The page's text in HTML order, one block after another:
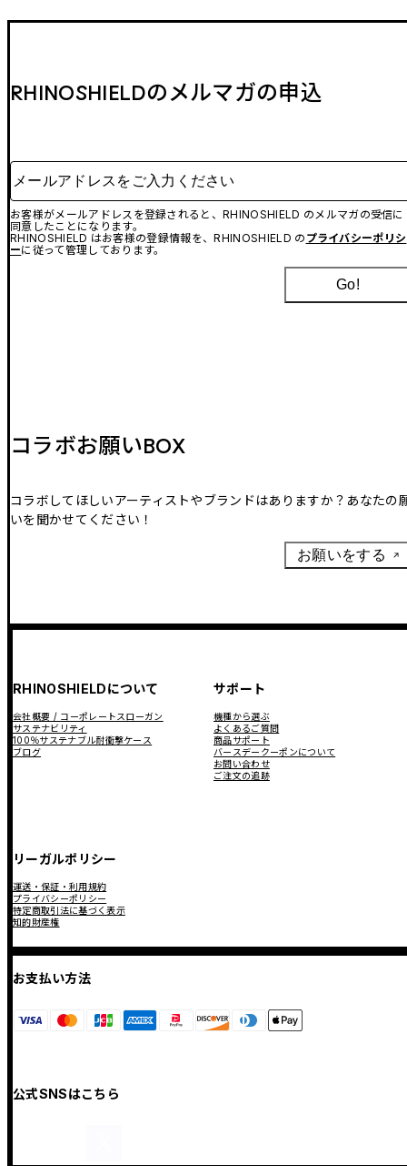
RHINOSHIELDのメルマガの申込
メールアドレスをご入力ください
お客様がメールアドレスを登録されると、RHINOSHIELD のメルマガの受信に
同意したことになります。
RHINOSHIELD はお客様の登録情報を、RHINOSHIELD の プライバシーポリシ
ーに従って管理しております。
Go!
コラボお願いBOX
コラボしてほしいアーティストやブランドはありますか？あなたの
いを聞かせてください！
お願いをする
RHINOSHIELDについて
会社概要 / コーポレートスローガン
サステナビリティ
100％サステナブル耐衝撃ケース
ブログ
サポート
機種から選ぶ
よくあるご質問
商品サポート
バースデークーポンについて
お問い合わせ
ご注文の追跡
リーガルポリシー
運送・保証・利用規約
プライバシーポリシー
特定商取引法に基づく表示
知的財産権
お支払い方法
公式SNSはこちら